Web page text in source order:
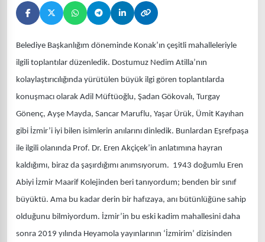
Belediye Başkanlığım döneminde Konak’ın çeşitli mahalleleriyle
ilgili toplantılar düzenledik. Dostumuz Nedim Atilla’nın
kolaylaştırıcılığında yürütülen büyük ilgi gören toplantılarda
konuşmacı olarak Adil Müftüoğlu, Şadan Gökovalı, Turgay
Gönenç, Ayşe Mayda, Sancar Maruflu, Yaşar Ürük, Ümit Kayıhan
gibi İzmir’i iyi bilen isimlerin anılarını dinledik. Bunlardan Eşrefpaşa
ile ilgili olanında Prof. Dr. Eren Akçiçek’in anlatımına hayran
kaldığımı, biraz da şaşırdığımı anımsıyorum. 1943 doğumlu Eren
Abiyi İzmir Maarif Kolejinden beri tanıyordum; benden bir sınıf
büyüktü. Ama bu kadar derin bir hafızaya, anı bütünlüğüne sahip
olduğunu bilmiyordum. İzmir’in bu eski kadim mahallesini daha
sonra 2019 yılında Heyamola yayınlarının ‘İzmirim’ dizisinden